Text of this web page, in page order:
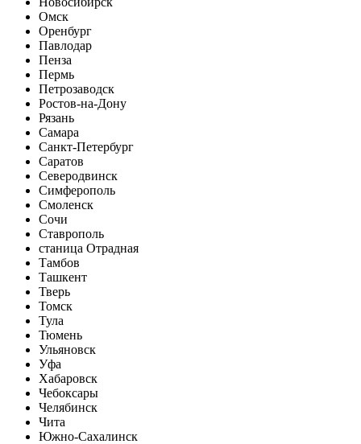
Омск
Оренбург
Павлодар
Пенза
Пермь
Петрозаводск
Ростов-на-Дону
Рязань
Самара
Санкт-Петербург
Саратов
Северодвинск
Симферополь
Смоленск
Сочи
Ставрополь
станица Отрадная
Тамбов
Ташкент
Тверь
Томск
Тула
Тюмень
Ульяновск
Уфа
Хабаровск
Чебоксары
Челябинск
Чита
Южно-Сахалинск